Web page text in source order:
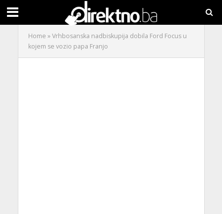
Home »Vrhbosanska nadbiskupija dobila Ford Focus u
kojem se vozio papa Franjo